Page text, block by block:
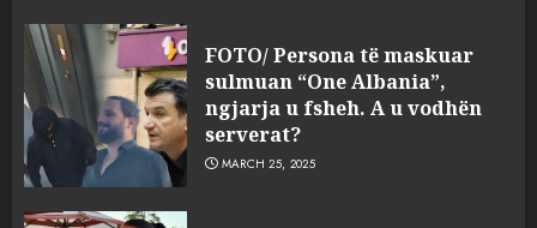
FOTO/ Persona të maskuar
sulmuan “One Albania”,
ngjarja u fsheh. A u vodhën
serverat?
MARCH 25, 2025